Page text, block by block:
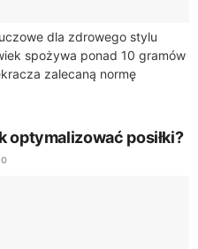
dla zdrowego stylu
spożywa ponad 10 gramów
zalecaną normę
optymalizować posiłki?
0